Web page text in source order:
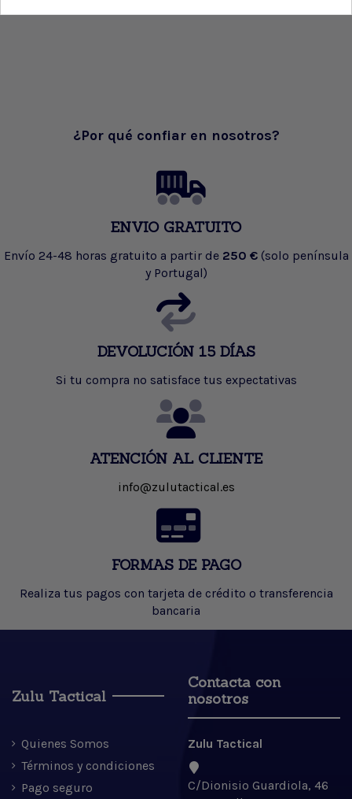
¿Por qué confiar en nosotros?
ENVIO GRATUITO
Envío 24-48 horas gratuito a partir de 250 € (solo península
y Portugal)
DEVOLUCIÓN 15 DÍAS
Si tu compra no satisface tus expectativas
ATENCIÓN AL CLIENTE
info@zulutactical.es
FORMAS DE PAGO
Realiza tus pagos con tarjeta de crédito o transferencia
bancaria
Zulu Tactical
Quienes Somos
Términos y condiciones
Pago seguro
Contacta con
nosotros
Zulu Tactical
C/Dionisio Guardiola, 46